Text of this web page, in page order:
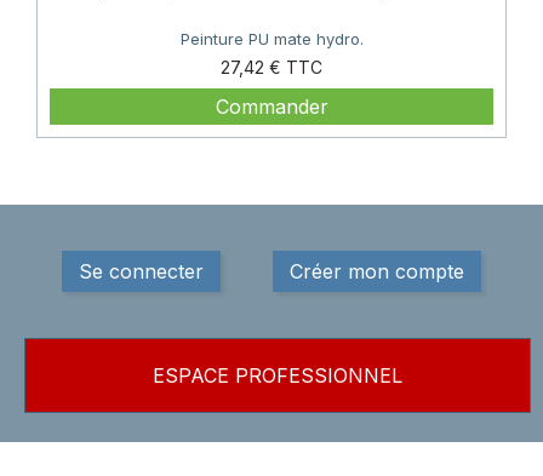
Peinture PU mate hydro.
27,42 €
Prix
Commander
Se connecter Créer mon compte
ESPACE PROFESSIONNEL